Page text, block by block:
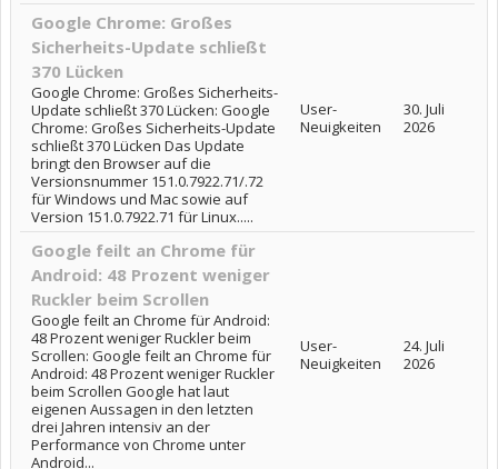
Google Chrome: Großes
Sicherheits-Update schließt
370 Lücken
Google Chrome: Großes Sicherheits-
Update schließt 370 Lücken: Google
Chrome: Großes Sicherheits-Update
schließt 370 Lücken Das Update
bringt den Browser auf die
Versionsnummer 151.0.7922.71/.72
für Windows und Mac sowie auf
Version 151.0.7922.71 für Linux.....
User-
Neuigkeiten
30. Juli
2026
Google feilt an Chrome für
Android: 48 Prozent weniger
Ruckler beim Scrollen
Google feilt an Chrome für Android:
48 Prozent weniger Ruckler beim
Scrollen: Google feilt an Chrome für
Android: 48 Prozent weniger Ruckler
beim Scrollen Google hat laut
eigenen Aussagen in den letzten
drei Jahren intensiv an der
Performance von Chrome unter
Android...
User-
Neuigkeiten
24. Juli
2026